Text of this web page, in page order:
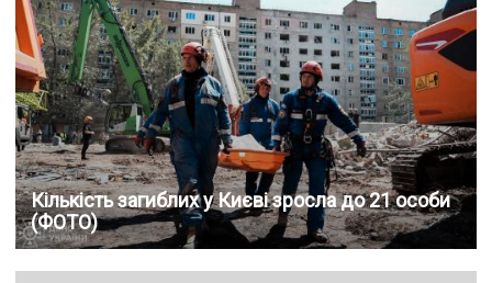
Кількість загиблих у Києві зросла до 21 особи
(ФОТО)